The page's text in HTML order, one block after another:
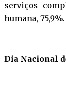
serviços
humana, 75,9%.
Dia Nacional